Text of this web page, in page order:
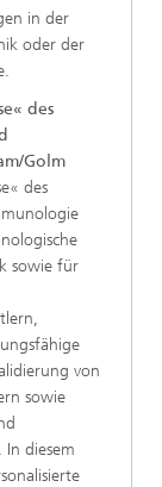
in der
oder der
des
Golm
des
sowie für
von
sowie
diesem